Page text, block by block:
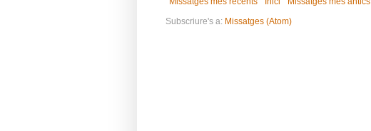
Subscriure's a: Missatges (Atom)